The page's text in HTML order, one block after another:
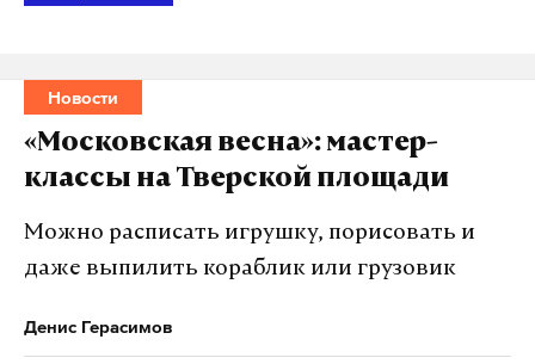
Новости
«Московская весна»: мастер-
классы на Тверской площади
Можно расписать игрушку, порисовать и
даже выпилить кораблик или грузовик
Денис Герасимов